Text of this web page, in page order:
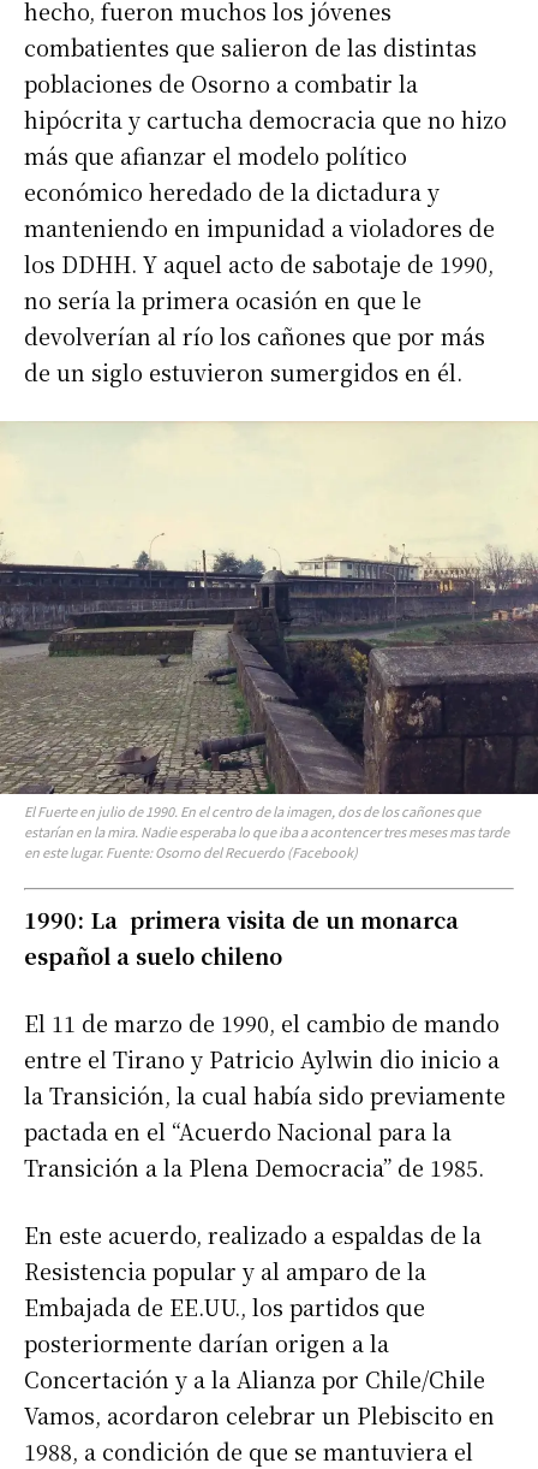
hecho, fueron muchos los jóvenes
combatientes que salieron de las distintas
poblaciones de Osorno a combatir la
hipócrita y cartucha democracia que no hizo
más que afianzar el modelo político
económico heredado de la dictadura y
manteniendo en impunidad a violadores de
los DDHH. Y aquel acto de sabotaje de 1990,
no sería la primera ocasión en que le
devolverían al río los cañones que por más
de un siglo estuvieron sumergidos en él.
El Fuerte en julio de 1990. En el centro de la imagen, dos de los cañones que
estarían en la mira. Nadie esperaba lo que iba a acontencer tres meses mas tarde
en este lugar. Fuente: Osorno del Recuerdo (Facebook)
1990: La primera visita de un monarca
español a suelo chileno
El 11 de marzo de 1990, el cambio de mando
entre el Tirano y Patricio Aylwin dio inicio a
la Transición, la cual había sido previamente
pactada en el “Acuerdo Nacional para la
Transición a la Plena Democracia” de 1985.
En este acuerdo, realizado a espaldas de la
Resistencia popular y al amparo de la
Embajada de EE.UU., los partidos que
posteriormente darían origen a la
Concertación y a la Alianza por Chile/Chile
Vamos, acordaron celebrar un Plebiscito en
1988, a condición de que se mantuviera el